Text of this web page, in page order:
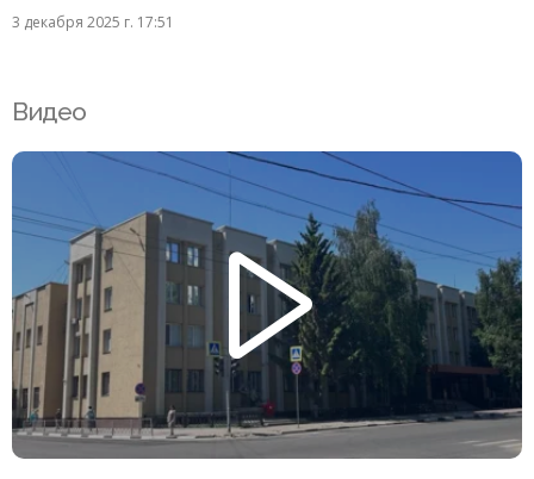
3 декабря 2025 г. 17:51
Видео